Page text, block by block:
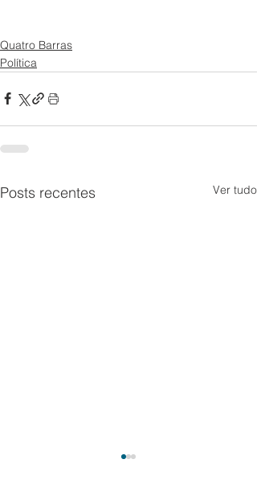
Quatro Barras
Política
Posts recentes Ver tudo